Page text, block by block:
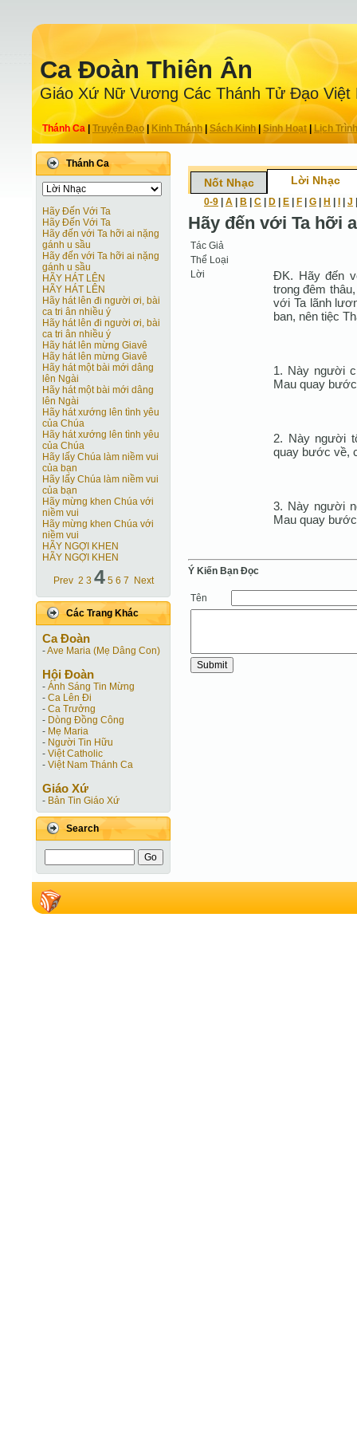
Ca Ðoàn Thiên Ân
Giáo Xứ Nữ Vương Các Thánh Tử Ðạo Việt
Thánh Ca Truyện Ðạo| Kinh Thánh Sách Kinh|Sinh Hoạt| Lịch Trình
Thánh Ca
Hãy Đến Với Ta
Hãy Đến Với Ta
Hãy đến với Ta hỡi ai nặng
gánh u sầu
Hãy đến với Ta hỡi ai nặng
gánh u sầu
HÃY HÁT LÊN
HÃY HÁT LÊN
Hãy hát lên đi người ơi, bài
ca tri ân nhiều ý
Hãy hát lên đi người ơi, bài
ca tri ân nhiều ý
Hãy hát lên mừng Giavê
Hãy hát lên mừng Giavê
Hãy hát một bài mới dâng
lên Ngài
Hãy hát một bài mới dâng
lên Ngài
Hãy hát xướng lên tình yêu
của Chúa
Hãy hát xướng lên tình yêu
của Chúa
Hãy lấy Chúa làm niềm vui
của bạn
Hãy lấy Chúa làm niềm vui
của bạn
Hãy mừng khen Chúa với
niềm vui
Hãy mừng khen Chúa với
niềm vui
HÃY NGỢI KHEN
HÃY NGỢI KHEN
Prev 2 3 4 5 6 7 Next
Các Trang Khác
Ca Ðoàn
-Ave Maria (Mẹ Dâng Con)
Hội Ðoàn
- Ánh Sáng Tin Mừng
- Ca Lên Đi
- Ca Trưởng
- Dòng Đồng Công
- Mẹ Maria
- Người Tin Hữu
- Việt Catholic
- Việt Nam Thánh Ca
Giáo Xứ
- Bản Tin Giáo Xứ
Search
Nốt Nhạc Lời Nhạc
0-9 A B C D E F G H J
Hãy đến với Ta hỡi
Tác Giả
Thể Loại
Lời
ÐK. Hãy đến
trong đêm
với Ta lãnh
ban, nên tiệc
1. Này người
Mau quay
2. Này người
quay bước về,
3. Này người
Mau quay
Ý Kiến Bạn Ðọc
Tên